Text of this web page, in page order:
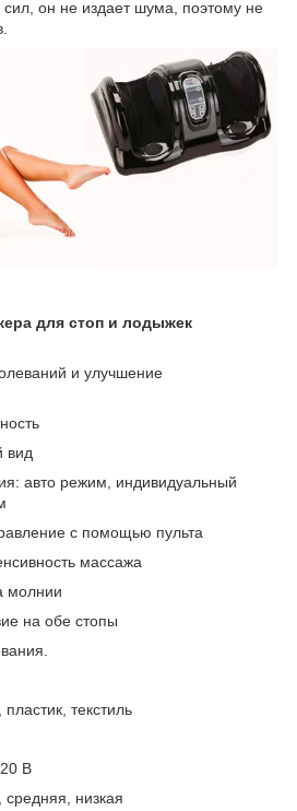
сил, он не издает шума, поэтому не
для стоп и лодыжек
и улучшение
вид
авто режим, индивидуальный
с помощью пульта
массажа
молнии
на обе стопы
текстиль
В
средняя, низкая